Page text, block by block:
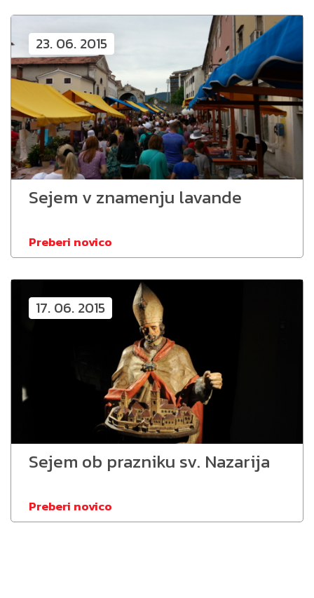
23. 06. 2015
Sejem v znamenju lavande
Preberi novico
17. 06. 2015
Sejem ob prazniku sv. Nazarija
Preberi novico